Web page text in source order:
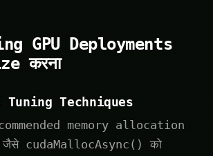
GPU Deployments
करना
Tuning Techniques
memory allocation
cudaMallocAsync() को